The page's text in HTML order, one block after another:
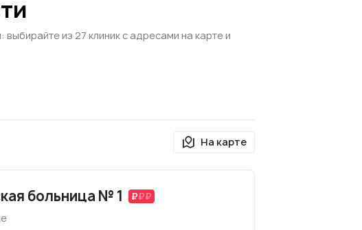
из 27 клиник с адресами на карте и
На карте
больница № 1